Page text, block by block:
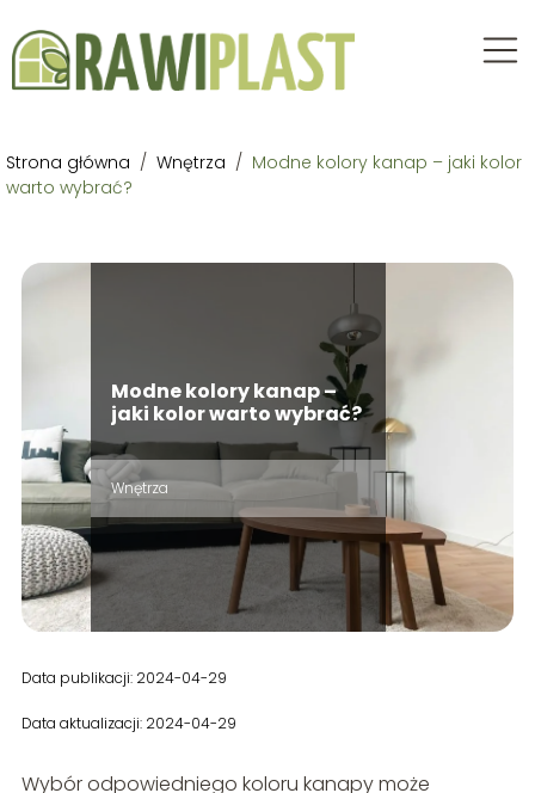
Strona główna / Wnętrza / Modne kolory kanap – jaki kolor
warto wybrać?
Modne kolory kanap –
jaki kolor warto wybrać?
Wnętrza
Data publikacji: 2024-04-29
Data aktualizacji: 2024-04-29
Wybór odpowiedniego koloru kanapy może